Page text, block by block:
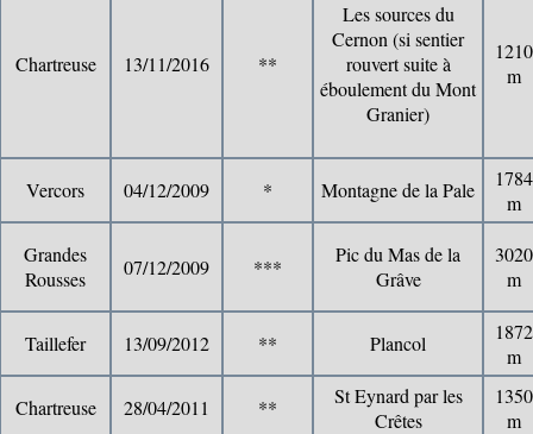
Chartreuse 13/11/2016 **
Les sources du
Cernon (si sentier
rouvert suite à
éboulement du Mont
Granier)
1210
m
Vercors 04/12/2009 * Montagne de la Pale
1784
m
Grandes
Rousses
07/12/2009 ***
Pic du Mas de la
Grâve
3020
m
Taillefer 13/09/2012 ** Plancol
1872
m
Chartreuse 28/04/2011 **
St Eynard par les
Crêtes
1350
m